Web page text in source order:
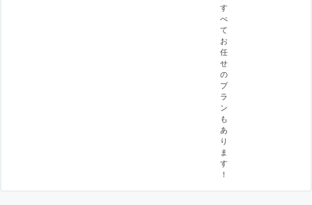
す
べ
て
お
任
せ
の
プ
ラ
ン
も
あ
り
ま
す
！